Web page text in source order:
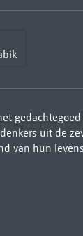
uit de
van hun